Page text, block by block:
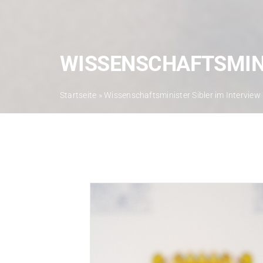
Startseite »Wissenschaftsminister Sibler im Interview